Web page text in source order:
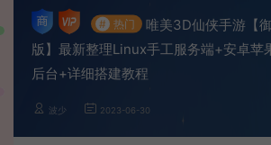
# 热门
唯美3D仙侠手游【
版】最新整理Linux手工服务端+安卓苹
后台+详细搭建教程
波少 2023-06-30